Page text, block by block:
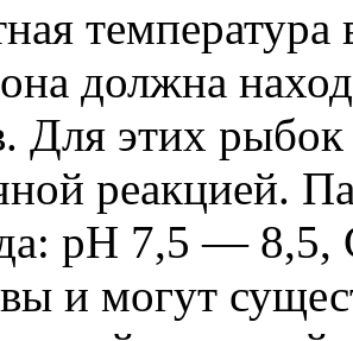
должна
Для этих
реакцией.
рН 7,5 — 8,5,
и могут